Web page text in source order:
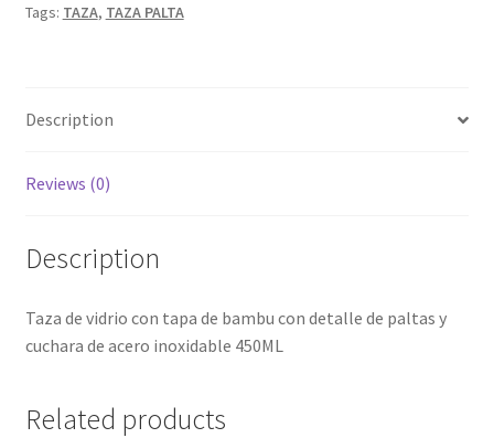
Tags: TAZA, TAZA PALTA
Description
Reviews (0)
Description
Taza de vidrio con tapa de bambu con detalle de paltas y
cuchara de acero inoxidable 450ML
Related products